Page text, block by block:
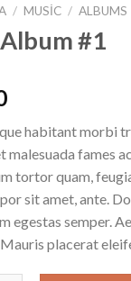
/ MUSIC / ALBUMS
#1
habitant morbi
malesuada fames
tortor quam,
sit amet, ante.
egestas semper.
placerat